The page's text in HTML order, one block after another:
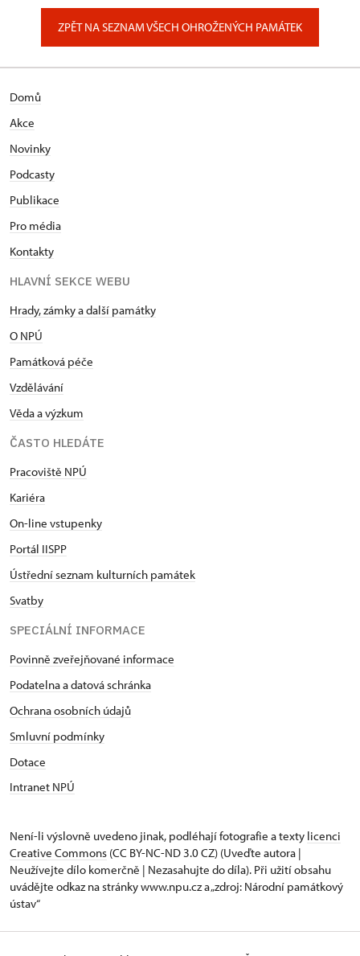
ZPĚT NA SEZNAM VŠECH OHROŽENÝCH PAMÁTEK
Domů
Akce
Novinky
Podcasty
Publikace
Pro média
Kontakty
HLAVNÍ SEKCE WEBU
Hrady, zámky a další památky
O NPÚ
Památková péče
Vzdělávání
Věda a výzkum
ČASTO HLEDÁTE
Pracoviště NPÚ
Kariéra
On-line vstupenky
Portál IISPP
Ústřední seznam kulturních památek
Svatby
SPECIÁLNÍ INFORMACE
Povinně zveřejňované informace
Podatelna a datová schránka
Ochrana osobních údajů
Smluvní podmínky
Dotace
Intranet NPÚ
Není-li výslovně uvedeno jinak, podléhají fotografie a texty licenci
Creative Commons (CC BY-NC-ND 3.0 CZ) (Uveďte autora |
Neužívejte dílo komerčně | Nezasahujte do díla). Při užití obsahu
uvádějte odkaz na stránky www.npu.cz a „zdroj: Národní památkový
ústav“